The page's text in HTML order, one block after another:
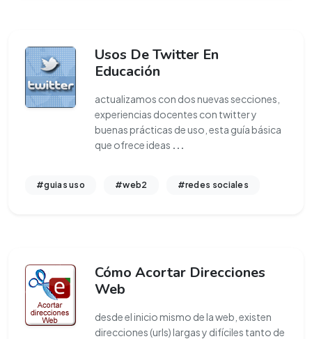
Usos De Twitter En
Educación
actualizamos con dos nuevas secciones,
experiencias docentes con twitter y
buenas prácticas de uso, esta guía básica
que ofrece ideas ...
#guias uso #web2 #redes sociales
Cómo Acortar Direcciones
Web
desde el inicio mismo de la web, existen
direcciones (urls) largas y difíciles tanto de